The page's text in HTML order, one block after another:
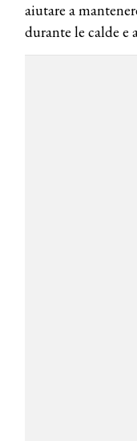
aiutare a
durante le calde e